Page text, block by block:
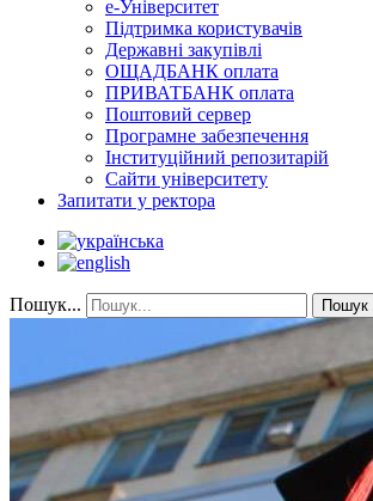
е-Університет
Підтримка користувачів
Державні закупівлі
ОЩАДБАНК оплата
ПРИВАТБАНК оплата
Поштовий сервер
Програмне забезпечення
Інституційний репозитарій
Сайти університету
Запитати у ректора
Пошук... Пошук